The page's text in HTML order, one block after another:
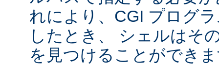
れにより、CGI プログ
したとき、 シェルはそ
を見つけることができ